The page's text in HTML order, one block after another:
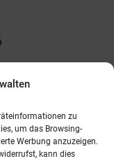
zu
um das Browsing-
Werbung anzuzeigen.
kann dies
Allgemeines
Öffnungszeiten
Unser Team